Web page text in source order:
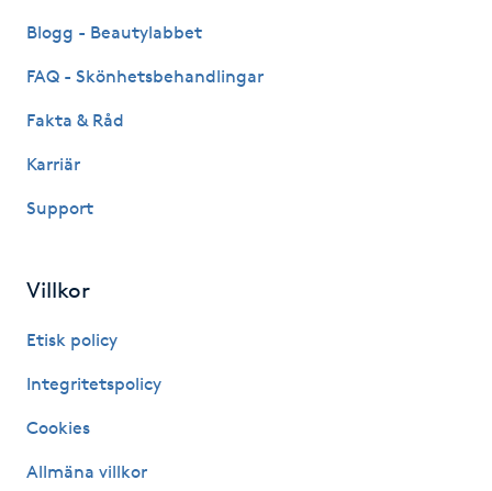
Hårbottenbehandling
Hårförlängning
IPL
Blogg - Beautylabbet
FAQ - Skönhetsbehandlingar
Fakta & Råd
Karriär
Support
Villkor
Etisk policy
Integritetspolicy
Cookies
Allmäna villkor